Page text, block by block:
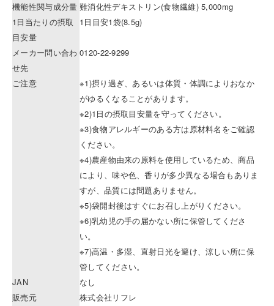
機能性関与成分量 難消化性デキストリン(食物繊維) 5,000mg
1日当たりの摂取
目安量
1日目安1袋(8.5g)
メーカー問い合わ
せ先
0120-22-9299
ご注意
※1)摂り過ぎ、あるいは体質・体調によりおなか
がゆるくなることがあります。
※2)1日の摂取目安量を守ってください。
※3)食物アレルギーのある方は原材料名をご確認
ください。
※4)農産物由来の原料を使用しているため、商品
により、味や色、香りが多少異なる場合もありま
すが、品質には問題ありません。
※5)袋開封後はすぐにお召し上がりください。
※6)乳幼児の手の届かない所に保管してくださ
い。
※7)高温・多湿、直射日光を避け、涼しい所に保
管してください。
JAN
なし
販売元
株式会社リフレ